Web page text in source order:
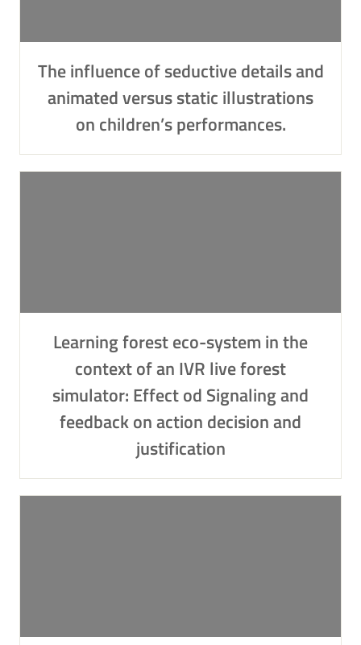
The influence of seductive details and
animated versus static illustrations
on children’s performances.
Learning forest eco-system in the
context of an IVR live forest
simulator: Effect od Signaling and
feedback on action decision and
justification